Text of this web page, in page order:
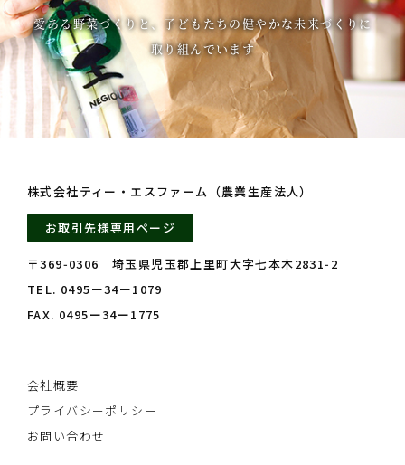
愛ある野菜づくりと、子どもたちの健やかな未来づくりに
取り組んでいます
株式会社ティー・エスファーム（農業生産法人）
お取引先様専用ページ
〒369‑0306 埼玉県児玉郡上里町大字七本木2831‑2
TEL. 0495ー34ー1079
FAX. 0495ー34ー1775
会社概要
プライバシーポリシー
お問い合わせ